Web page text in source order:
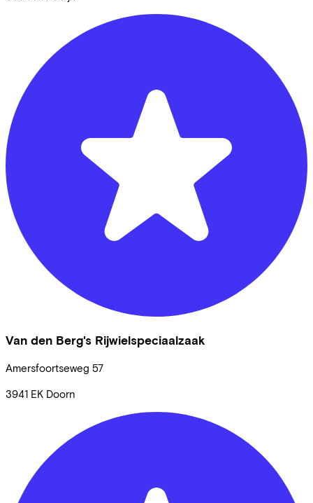
Van den Berg's Rijwielspeciaalzaak
Amersfoortseweg 57
3941 EK Doorn